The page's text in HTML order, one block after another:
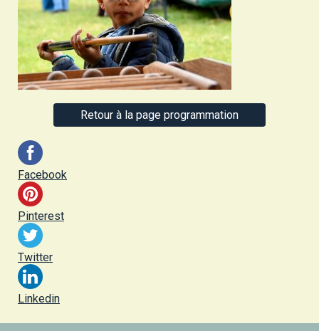
Retour à la page programmation
Facebook
Pinterest
Twitter
Linkedin